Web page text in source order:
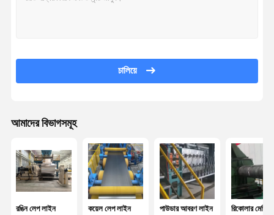
চালিয়ে
আমাদের বিভাগসমূহ
রঙিন লেপ লাইন কয়েল লেপ লাইন পাউডার আবরণ লাইন রিকোলার মেশিন